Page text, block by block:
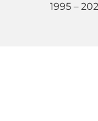
1995 –